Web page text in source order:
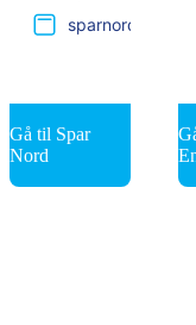
sparnord.dk
Gå til Spar
Nord